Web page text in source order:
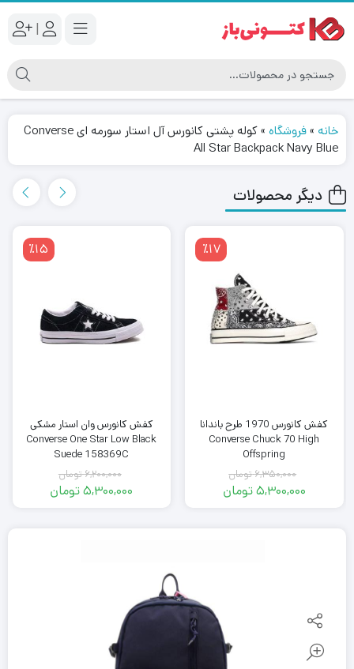
|
خانه »فروشگاه »
کوله پشتی کانورس آل استار سورمه ای Converse
All Star Backpack Navy Blue
دیگر محصولات
٪17
کفش کانورس 1970 طرح باندانا
Converse Chuck 70 High
Offspring
6,350,000تومان
قیمت5,300,000تومان
٪15
کفش کانورس وان استار مشکی
Converse One Star Low Black
Suede 158369C
6,200,000تومان
قیمت5,300,000تومان